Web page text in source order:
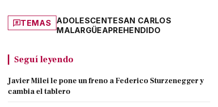
TEMAS ADOLESCENTESAN CARLOS
MALARGÜEAPREHENDIDO
Seguí leyendo
Javier Milei le pone un freno a Federico Sturzenegger y
cambia el tablero